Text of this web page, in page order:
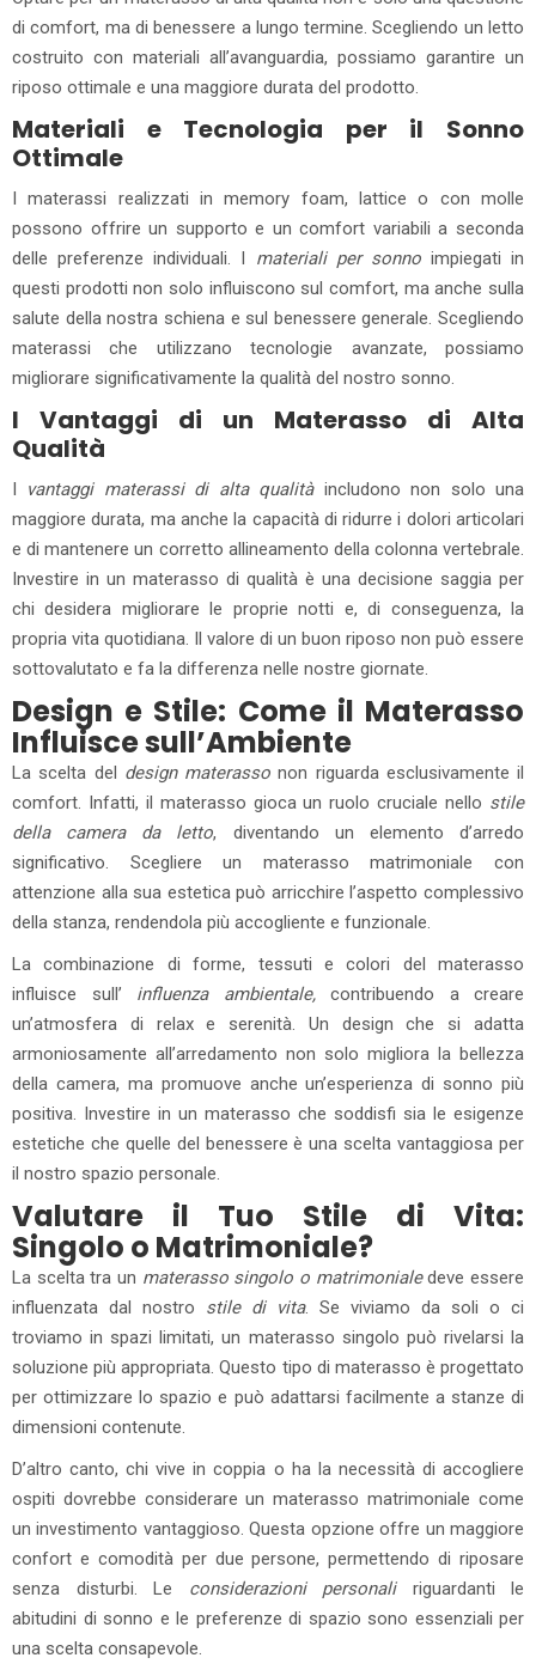
di comfort, ma di benessere a lungo termine. Scegliendo un letto
costruito con materiali all’avanguardia, possiamo garantire un
riposo ottimale e una maggiore durata del prodotto.
Materiali e Tecnologia per il Sonno
Ottimale
I materassi realizzati in memory foam, lattice o con molle
possono offrire un supporto e un comfort variabili a seconda
delle preferenze individuali. I materiali per sonnoimpiegati in
questi prodotti non solo influiscono sul comfort, ma anche sulla
salute della nostra schiena e sul benessere generale. Scegliendo
materassi che utilizzano tecnologie avanzate, possiamo
migliorare significativamente la qualità del nostro sonno.
I Vantaggi di un Materasso di Alta
Qualità
I vantaggi materassi di alta qualitàincludono non solo una
maggiore durata, ma anche la capacità di ridurre i dolori articolari
e di mantenere un corretto allineamento della colonna vertebrale.
Investire in un materasso di qualità è una decisione saggia per
chi desidera migliorare le proprie notti e, di conseguenza, la
propria vita quotidiana. Il valore di un buon riposo non può essere
sottovalutato e fa la differenza nelle nostre giornate.
Design e Stile: Come il Materasso
Influisce sull’Ambiente
La scelta del design materasso non riguarda esclusivamente il
comfort. Infatti, il materasso gioca un ruolo cruciale nello stile
della camera da letto, diventando un elemento d’arredo
significativo. Scegliere un materasso matrimoniale con
attenzione alla sua estetica può arricchire l’aspetto complessivo
della stanza, rendendola più accogliente e funzionale.
La combinazione di forme, tessuti e colori del materasso
influisce sull’ influenza ambientale,contribuendo a creare
un’atmosfera di relax e serenità. Un design che si adatta
armoniosamente all’arredamento non solo migliora la bellezza
della camera, ma promuove anche un’esperienza di sonno più
positiva. Investire in un materasso che soddisfi sia le esigenze
estetiche che quelle del benessere è una scelta vantaggiosa per
il nostro spazio personale.
Valutare il Tuo Stile di Vita:
Singolo o Matrimoniale?
La scelta tra un materasso singolo o matrimonialedeve essere
influenzata dal nostro stile di vita. Se viviamo da soli o ci
troviamo in spazi limitati, un materasso singolo può rivelarsi la
soluzione più appropriata. Questo tipo di materasso è progettato
per ottimizzare lo spazio e può adattarsi facilmente a stanze di
dimensioni contenute.
D’altro canto, chi vive in coppia o ha la necessità di accogliere
ospiti dovrebbe considerare un materasso matrimoniale come
un investimento vantaggioso. Questa opzione offre un maggiore
confort e comodità per due persone, permettendo di riposare
senza disturbi. Le considerazioni personaliriguardanti le
abitudini di sonno e le preferenze di spazio sono essenziali per
una scelta consapevole.